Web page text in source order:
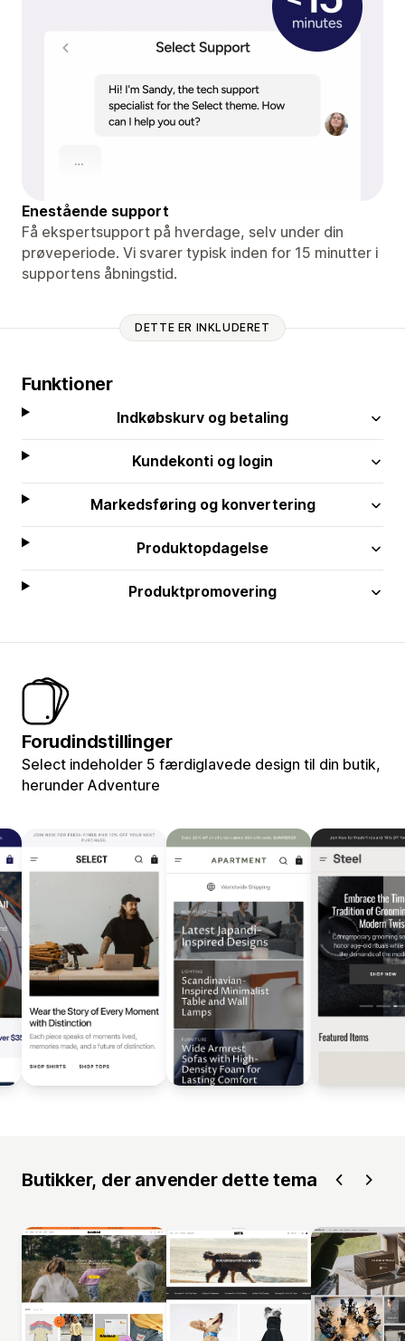
Enestående support
Få ekspertsupport på hverdage, selv under din
prøveperiode. Vi svarer typisk inden for 15 minutter i
supportens åbningstid.
DETTE ER INKLUDERET
Funktioner
Indkøbskurv og betaling
Kundekonti og login
Markedsføring og konvertering
Produktopdagelse
Produktpromovering
Forudindstillinger
Select indeholder 5 færdiglavede design til din butik,
herunder Adventure
Butikker, der anvender dette tema